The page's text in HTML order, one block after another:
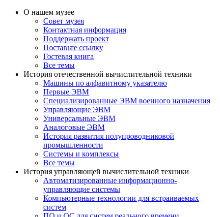
О нашем музее
Совет музея
Контактная информация
Поддержать проект
Поставьте ссылку
Гостевая книга
Все темы
История отечественной вычислительной техники
Машины по алфавитному указателю
Первые ЭВМ
Специализированные ЭВМ военного назначения
Управляющие ЭВМ
Универсальные ЭВМ
Аналоговые ЭВМ
История развития полупроводниковой
промышленности
Системы и комплексы
Все темы
История управляющей вычислительной техники
Автоматизированные информационно-
управляющие системы
Компьютерные технологии для встраиваемых
систем